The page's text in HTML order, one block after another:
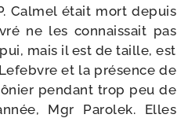
Calmel était mort depuis
ne les connais­sait pas
mais il est de taille, est
et la pré­sence de
pen­dant trop peu de
Mgr Parolek. Elles